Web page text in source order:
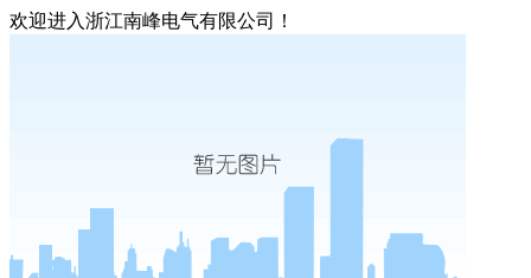
欢迎进入浙江南峰电气有限公司！